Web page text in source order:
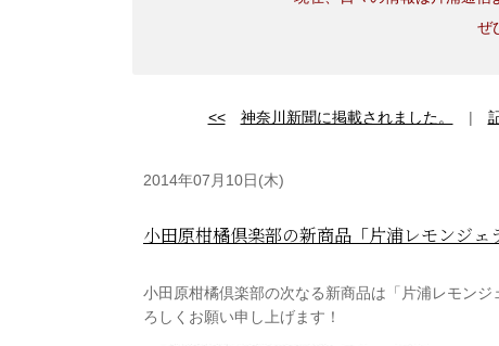
ぜ
<< 神奈川新聞に掲載されました。 |
2014年07月10日(木)
小田原柑橘倶楽部の新商品「片浦レモンジェ
小田原柑橘倶楽部の次なる新商品は「片浦レモン
ろしくお願い申し上げます！